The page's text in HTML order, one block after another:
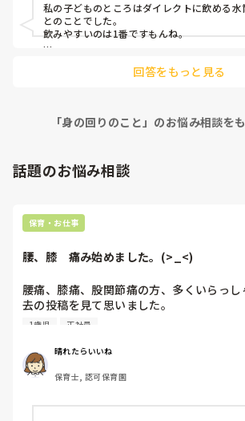
私の子どものところはダイレクトに飲める
とのことでした。
飲みやすいのは1番ですもんね。
そのため、保育士がお茶を変えるのは手間で
回答をもっと見る
「身の回りのこと」のお悩み相談を
話題のお悩み相談
保育・お仕事
腰、膝　痛み始めました。(>_<)
腰痛、膝痛、股関節痛の方、多くいらっ
去の投稿を見て思いました。
という私も、２週間前、初めて腰痛になり
右腰が痛くて、起き上がれない。
ようやく立てたら、しゃがめない。
1歳児 正社員
晴れたらいいね
保育士, 認可保育園